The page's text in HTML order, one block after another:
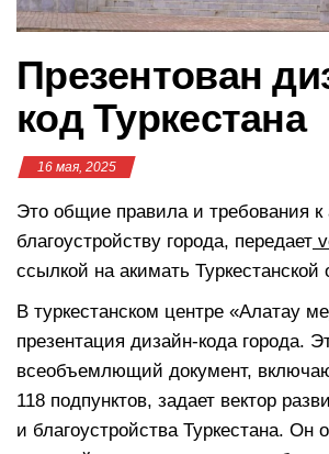
Презентован
код Туркестана
16 мая, 2025
Это общие правила и требования к
благоустройству города, передает
ссылкой на акимать Туркестанской
В туркестанском центре «Алатау
презентация дизайн-кода города.
всеобъемлющий документ,
118 подпунктов, задает вектор
и благоустройства Туркестана. Он